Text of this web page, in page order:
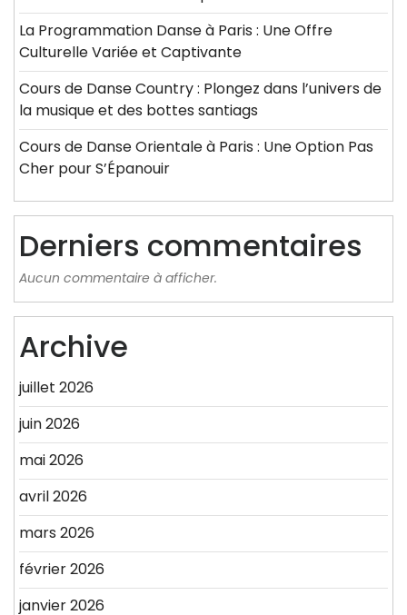
La Programmation Danse à Paris : Une Offre
Culturelle Variée et Captivante
Cours de Danse Country : Plongez dans l’univers de
la musique et des bottes santiags
Cours de Danse Orientale à Paris : Une Option Pas
Cher pour S’Épanouir
Derniers commentaires
Aucun commentaire à afficher.
Archive
juillet 2026
juin 2026
mai 2026
avril 2026
mars 2026
février 2026
janvier 2026